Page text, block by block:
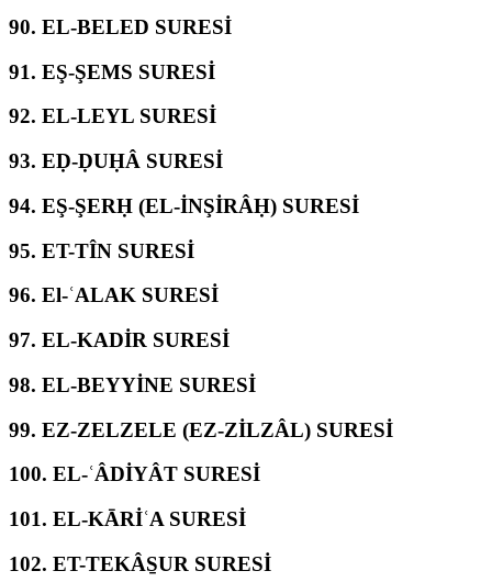
90. EL-BELED SURESİ
91. EŞ-ŞEMS SURESİ
92. EL-LEYL SURESİ
93. EḌ-ḌUḤÂ SURESİ
94. EŞ-ŞERḤ (EL-İNŞİRÂḤ) SURESİ
95. ET-TÎN SURESİ
96. El-ʿALAK SURESİ
97. EL-KADİR SURESİ
98. EL-BEYYİNE SURESİ
99. EZ-ZELZELE (EZ-ZİLZÂL) SURESİ
100. EL-ʿÂDİYÂT SURESİ
101. EL-KĀRİʿA SURESİ
102. ET-TEKÂS̱UR SURESİ